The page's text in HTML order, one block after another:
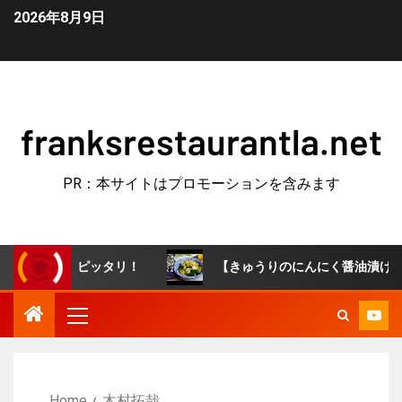
2026年8月9日
franksrestaurantla.net
PR：本サイトはプロモーションを含みます
にピッタリ！ 【きゅうりのにんにく醤油漬け】やみつ